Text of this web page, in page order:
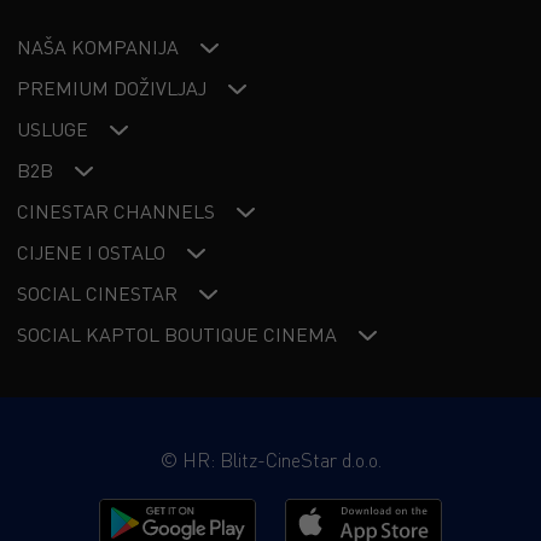
vojnog lidera do ključne političke figure Francuske
između 1940. i 1945. godine.
NAŠA KOMPANIJA
PREMIUM DOŽIVLJAJ
USLUGE
B2B
CINESTAR CHANNELS
CIJENE I OSTALO
SOCIAL CINESTAR
SOCIAL KAPTOL BOUTIQUE CINEMA
© HR: Blitz-CineStar d.o.o.